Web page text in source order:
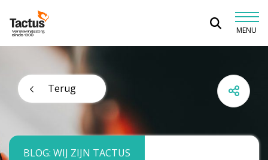
Spring naar content
Tactus Verslavingszorg
MENU
Terug
BLOG: WIJ ZIJN TACTUS